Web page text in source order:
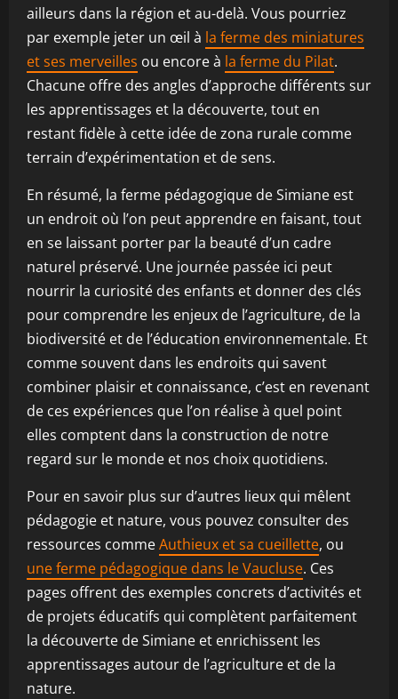
ailleurs dans la région et au-delà. Vous pourriez
par exemple jeter un œil à la ferme des miniatures
et ses merveilles ou encore à la ferme du Pilat.
Chacune offre des angles d’approche différents sur
les apprentissages et la découverte, tout en
restant fidèle à cette idée de zona rurale comme
terrain d’expérimentation et de sens.
En résumé, la ferme pédagogique de Simiane est
un endroit où l’on peut apprendre en faisant, tout
en se laissant porter par la beauté d’un cadre
naturel préservé. Une journée passée ici peut
nourrir la curiosité des enfants et donner des clés
pour comprendre les enjeux de l’agriculture, de la
biodiversité et de l’éducation environnementale. Et
comme souvent dans les endroits qui savent
combiner plaisir et connaissance, c’est en revenant
de ces expériences que l’on réalise à quel point
elles comptent dans la construction de notre
regard sur le monde et nos choix quotidiens.
Pour en savoir plus sur d’autres lieux qui mêlent
pédagogie et nature, vous pouvez consulter des
ressources commeAuthieux et sa cueillette, ou
une ferme pédagogique dans le Vaucluse. Ces
pages offrent des exemples concrets d’activités et
de projets éducatifs qui complètent parfaitement
la découverte de Simiane et enrichissent les
apprentissages autour de l’agriculture et de la
nature.